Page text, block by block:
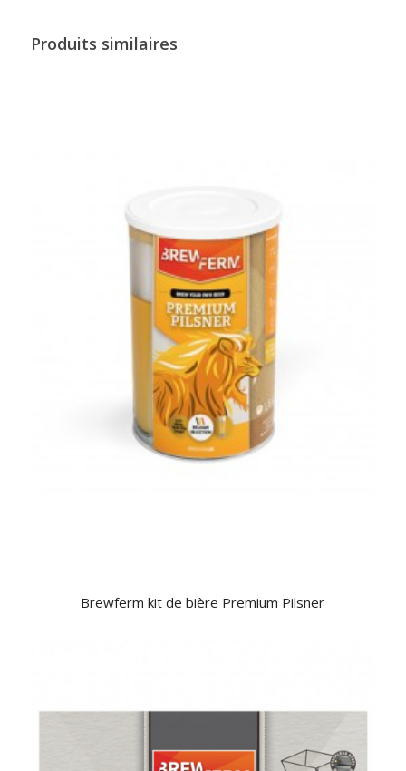
Produits similaires
Brewferm kit de bière Premium Pilsner